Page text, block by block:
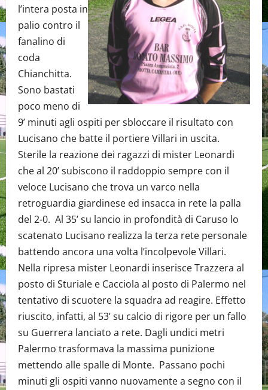
l’intera posta in
palio contro il
fanalino di
coda
Chianchitta.
Sono bastati
poco meno di
9’ minuti agli ospiti per sbloccare il risultato con
Lucisano che batte il portiere Villari in uscita.
Sterile la reazione dei ragazzi di mister Leonardi
che al 20’ subiscono il raddoppio sempre con il
veloce Lucisano che trova un varco nella
retroguardia giardinese ed insacca in rete la palla
del 2-0. Al 35’ su lancio in profondità di Caruso lo
scatenato Lucisano realizza la terza rete personale
battendo ancora una volta l’incolpevole Villari.
Nella ripresa mister Leonardi inserisce Trazzera al
posto di Sturiale e Cacciola al posto di Palermo nel
tentativo di scuotere la squadra ad reagire. Effetto
riuscito, infatti, al 53’ su calcio di rigore per un fallo
su Guerrera lanciato a rete. Dagli undici metri
Palermo trasformava la massima punizione
mettendo alle spalle di Monte. Passano pochi
minuti gli ospiti vanno nuovamente a segno con il